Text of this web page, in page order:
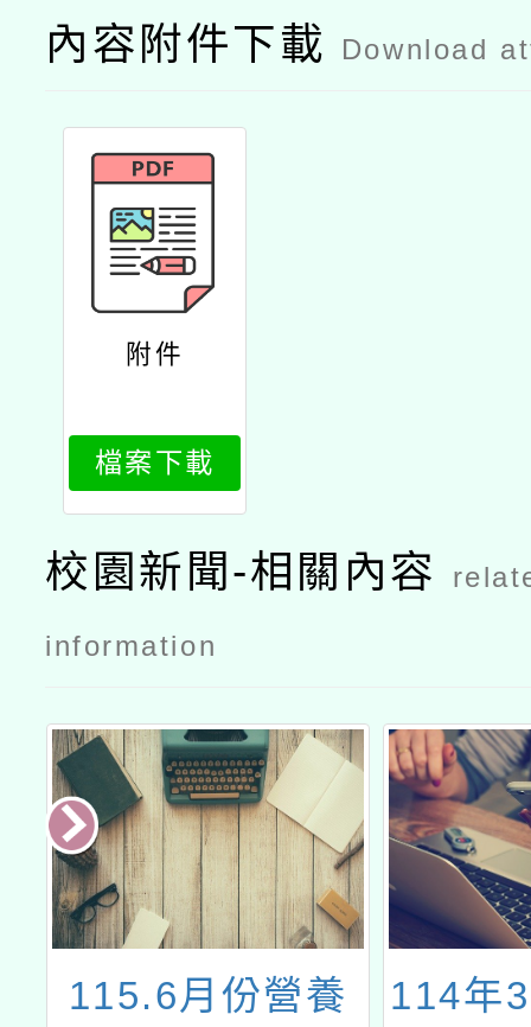
內容附件下載 Download
附件
檔案下載
校園新聞-相關內容
information
115.6月份營養
114年